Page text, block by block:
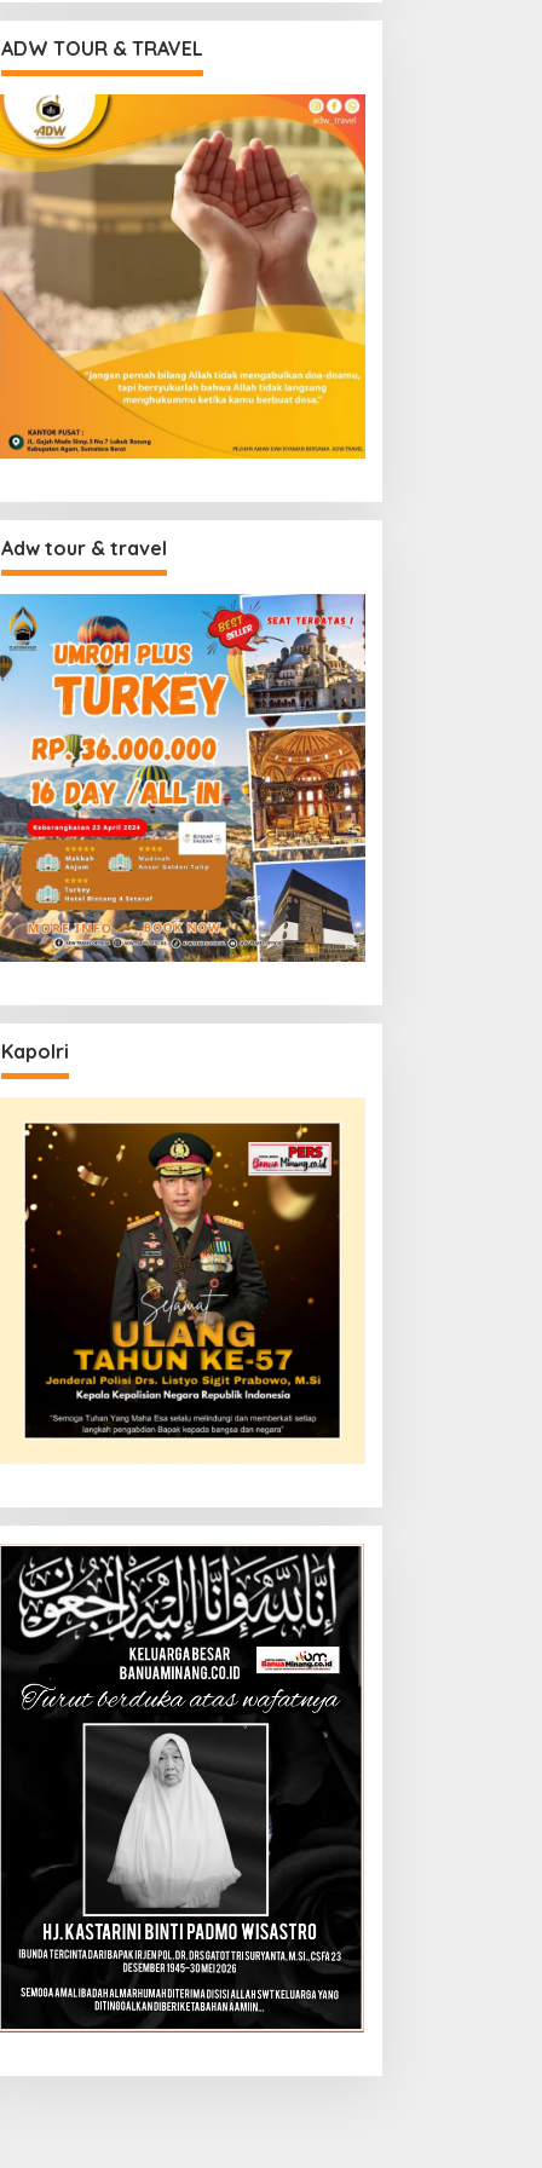
ADW TOUR & TRAVEL
Adw tour & travel
Kapolri